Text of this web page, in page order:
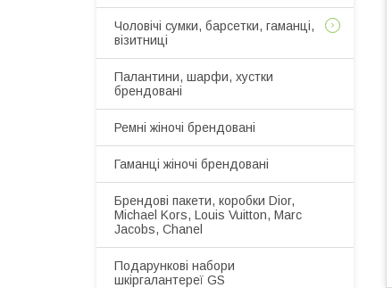
Чоловічі сумки, барсетки, гаманці,
візитниці
Палантини, шарфи, хустки
брендовані
Ремні жіночі брендовані
Гаманці жіночі брендовані
Брендові пакети, коробки Dior,
Michael Kors, Louis Vuitton, Marc
Jacobs, Chanel
Подарункові набори
шкіргалантереї GS